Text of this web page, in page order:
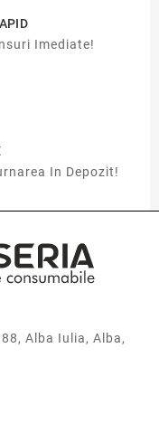
Imediate!
In Depozit!
Alba Iulia, Alba,